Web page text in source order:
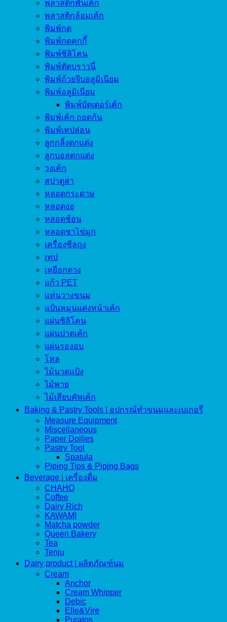
พลาสติกพันเค้ก
พลาสติกล้อมเค้ก
พิมพ์กด
พิมพ์กดคุกกี้
พิมพ์ซิลิโคน
พิมพ์ตัดบราวนี่
พิมพ์ถ้วยจีบอลูมิเนียม
พิมพ์อลูมิเนียม
พิมพ์บัตเตอร์เค้ก
พิมพ์เค้ก ถอดก้น
พิมพ์เทปล่อน
ลูกกลิ้งตกแต่ง
ลูกบอลตกแต่ง
วงเค้ก
สปาตูล่า
หลอดกระดาษ
หลอดงอ
หลอดช้อน
หลอดชาไข่มุก
เครื่องซีลถุง
เทป
เหยือกตวง
แก้ว PET
แท่นวางขนม
แป้นหมุนแต่งหน้าเค้ก
แผ่นซิลิโคน
แผ่นปาดเค้ก
แผ่นรองอบ
โหล
ไม้นวดแป้ง
ไม้พาย
ไม้เสียบคัพเค้ก
Baking & Pastry Tools | อุปกรณ์ทำขนมและเบเกอรี่
Measure Equipment
Miscellaneous
Paper Doilies
Pastry Tool
Spatula
Piping Tips & Piping Bags
Beverage | เครื่องดื่ม
CHAHO
Coffee
Dairy Rich
KAWAMI
Matcha powder
Queen Bakery
Tea
Tenju
Dairy product | ผลิตภัณฑ์นม
Cream
Anchor
Cream Whipper
Debic
Elle&Vire
Puratos